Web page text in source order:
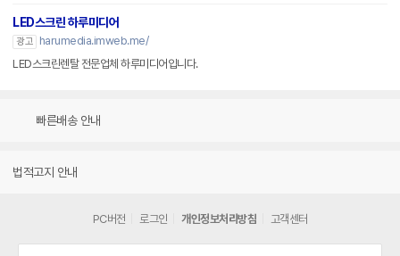
LED스크린 하루미디어
광고
harumedia.imweb.me/
LED스크린렌탈 전문업체 하루미디어입니다.
빠른배송 안내
법적고지 안내
PC버전 로그인 개인정보처리방침 고객센터